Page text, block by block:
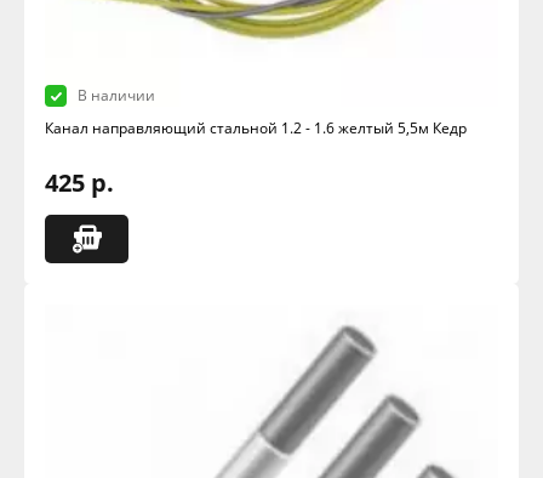
В наличии
Канал направляющий стальной 1.2 - 1.6 желтый 5,5м Кедр
425 р.